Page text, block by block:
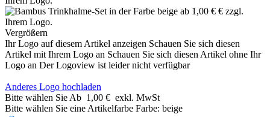
Vergrößern
Ihr Logo auf diesem Artikel anzeigen Schauen Sie sich diesen
Artikel mit Ihrem Logo an Schauen Sie sich diesen Artikel ohne Ihr
Logo an Der Logoview ist leider nicht verfügbar
Anderes Logo hochladen
Bitte wählen Sie Ab 1,00 € exkl. MwSt
Bitte wählen Sie eine Artikelfarbe Farbe: beige